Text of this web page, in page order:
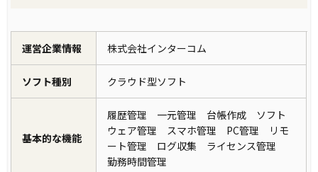
運営企業情報 株式会社インターコム
ソフト種別 クラウド型ソフト
基本的な機能
履歴管理 一元管理 台帳作成 ソフト
ウェア管理 スマホ管理 PC管理 リモ
ート管理 ログ収集 ライセンス管理
勤務時間管理